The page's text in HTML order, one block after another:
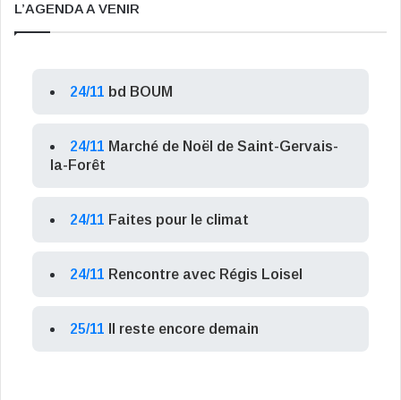
L’AGENDA A VENIR
24/11 bd BOUM
24/11 Marché de Noël de Saint-Gervais-
la-Forêt
24/11 Faites pour le climat
24/11 Rencontre avec Régis Loisel
25/11 Il reste encore demain